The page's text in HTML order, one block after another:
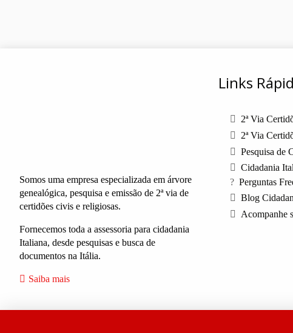
Somos uma empresa especializada em árvore
genealógica, pesquisa e emissão de 2ª via de
certidões civis e religiosas.
Fornecemos toda a assessoria para cidadania
Italiana, desde pesquisas e busca de
documentos na Itália.
Saiba mais
Links
2ª Via
2ª Via
Pesquisa de
Cidadania
Perguntas
Blog
Acompanhe